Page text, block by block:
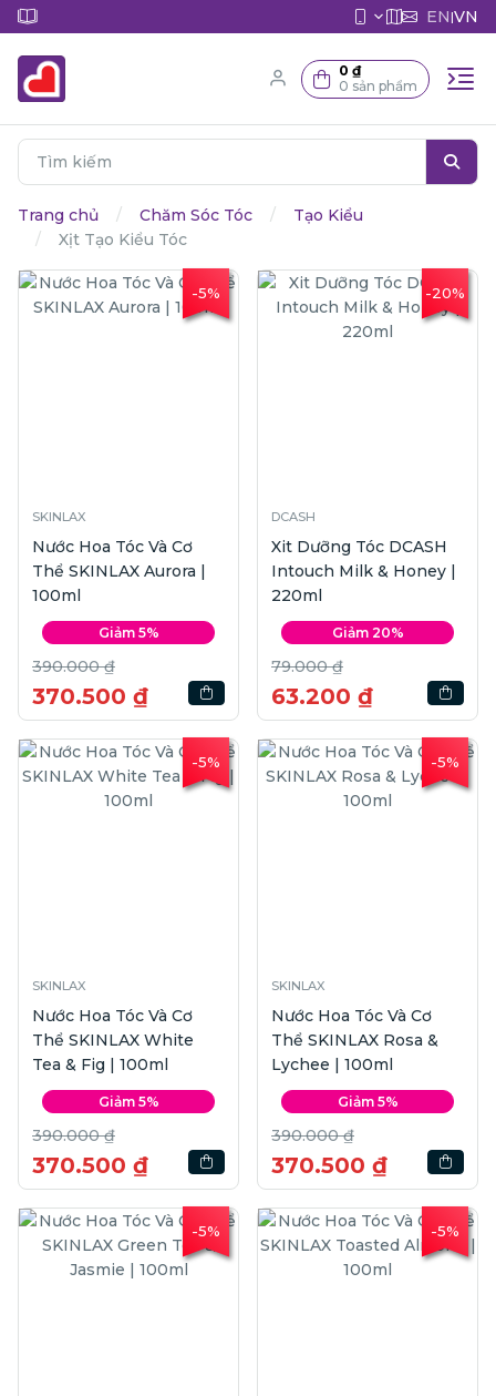
EN|VN
0 ₫
0 sản phẩm
Trang chủ Chăm Sóc Tóc
Tạo Kiểu
Xịt Tạo Kiểu Tóc
-5%
SKINLAX
Nước Hoa Tóc Và Cơ
Thể SKINLAX Aurora |
100ml
Giảm 5%
390.000 ₫
370.500 ₫
-20%
DCASH
Xit Dưỡng Tóc DCASH
Intouch Milk & Honey |
220ml
Giảm 20%
79.000 ₫
63.200 ₫
-5%
SKINLAX
Nước Hoa Tóc Và Cơ
Thể SKINLAX White
Tea & Fig | 100ml
Giảm 5%
390.000 ₫
370.500 ₫
-5%
SKINLAX
Nước Hoa Tóc Và Cơ
Thể SKINLAX Rosa &
Lychee | 100ml
Giảm 5%
390.000 ₫
370.500 ₫
-5% -5%